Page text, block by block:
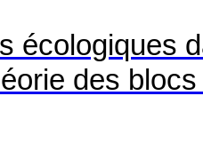
écologiques
des